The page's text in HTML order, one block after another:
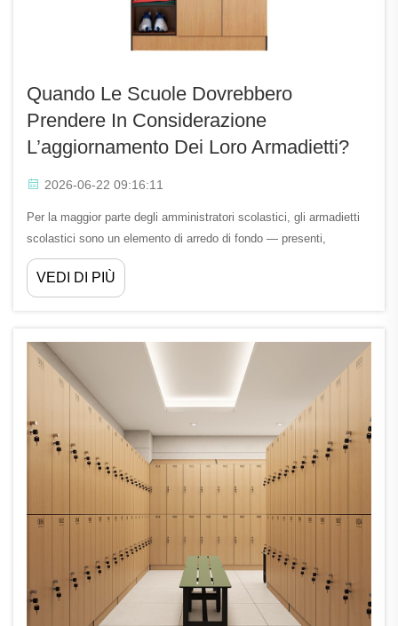
Quando Le Scuole Dovrebbero
Prendere In Considerazione
L’aggiornamento Dei Loro Armadietti?
2026-06-22 09:16:11
Per la maggior parte degli amministratori scolastici, gli armadietti
scolastici sono un elemento di arredo di fondo — presenti,
funzionali e raramente presi in considerazione fino a quando non si
verifica un problema. Tuttavia, lo stato e il design degli armadietti
VEDI DI PIÙ